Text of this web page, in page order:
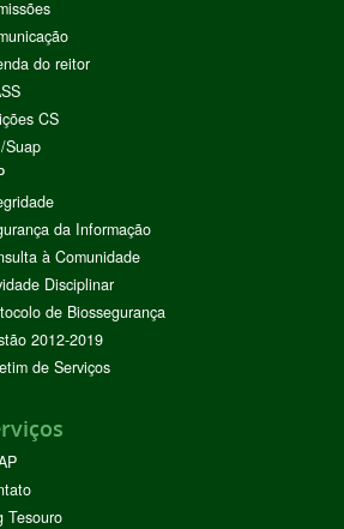
do reitor
CS
Suap
da Informação
à Comunidade
Disciplinar
de Biossegurança
2012-2019
de Serviços
Tesouro